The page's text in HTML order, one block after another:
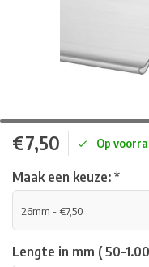
€7,50 Op
Maak een keuze: *
Lengte in mm ( 50-